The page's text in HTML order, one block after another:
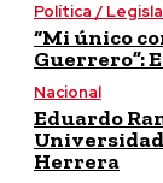
Política /
“Mi único
Guerrero”:
Nacional
Eduardo
Herrera